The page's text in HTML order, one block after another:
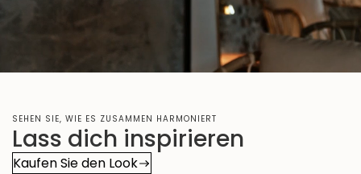
SEHEN SIE, WIE ES ZUSAMMEN HARMONIERT
Lass dich inspirieren
Kaufen Sie den Look